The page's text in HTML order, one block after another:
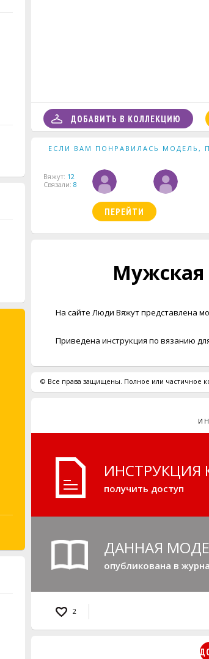
LEYLA PIEDAYESH
ДОБАВИТЬ В КОЛЛЕКЦИЮ
ЕСЛИ ВАМ ПОНРАВИЛАСЬ МОДЕЛЬ,
Вяжут: 12
Связали: 8
ПЕРЕЙТИ
Мужская
На сайте Люди Вяжут представлена
Приведена инструкция по вязанию
© Все права защищены. Полное или частичное
получить доступ
ДАННАЯ
опубликована в
2